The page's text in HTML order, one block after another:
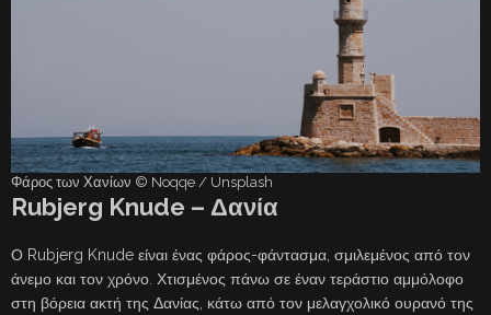
Φάρος των Χανίων © Noqqe / Unsplash
Rubjerg Knude – Δανία
Ο Rubjerg Knude είναι ένας φάρος-φάντασμα, σμιλεμένος από τον
άνεμο και τον χρόνο. Χτισμένος πάνω σε έναν τεράστιο αμμόλοφο
στη βόρεια ακτή της Δανίας, κάτω από τον μελαγχολικό ουρανό της